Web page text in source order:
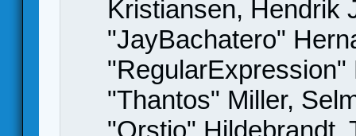
Kristiansen, Hendrik
"JayBachatero"
"Thantos" Miller,
"Orstio" Hildebrandt,